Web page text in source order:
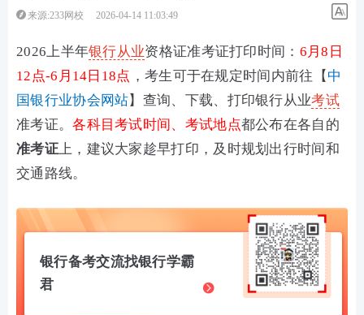
来源:233网校 2026-04-14 11:03:49
2026上半年银行从业资格证准考证打印时间： 6月8日
12点-6月14日18点 ， 考生可于在规定时间内前往 【 中
国银行业协会网站】查询、下载、 打印银行从业考试
准考证。各科目考试时间、考试地点都公布在各自的
准考证上，建议大家趁早打印，及时规划出行时间和
交通路线。
银行备考交流找银行学霸
君